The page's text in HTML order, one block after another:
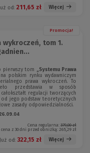
Już od: 211,65 zł Więcej
Promocja!
wykroczeń, tom 1.
pierwszy tom „Systemu Prawa
polskim rynku wydawniczym
prawa wykroczeń. To
przedstawia w sposób
regulacji tworzących
jego podstaw teoretycznych
zasady odpowiedzialności.
Cena regularna: 379,00 zł
z 30 dni przed obniżką: 265,29 zł
Już od: 322,15 zł Więcej